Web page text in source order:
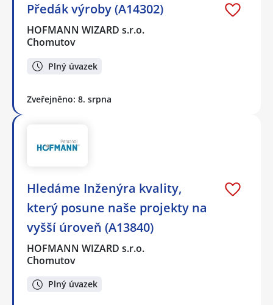
Předák výroby (A14302)
HOFMANN WIZARD s.r.o.
Chomutov
Plný úvazek
Zveřejněno: 8. srpna
Hledáme Inženýra kvality,
který posune naše projekty na
vyšší úroveň (A13840)
HOFMANN WIZARD s.r.o.
Chomutov
Plný úvazek